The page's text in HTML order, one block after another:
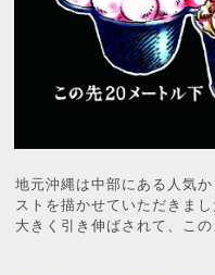
地元沖縄は中部にある人気
ストを描かせていただきまし
大きく引き伸ばされて、この